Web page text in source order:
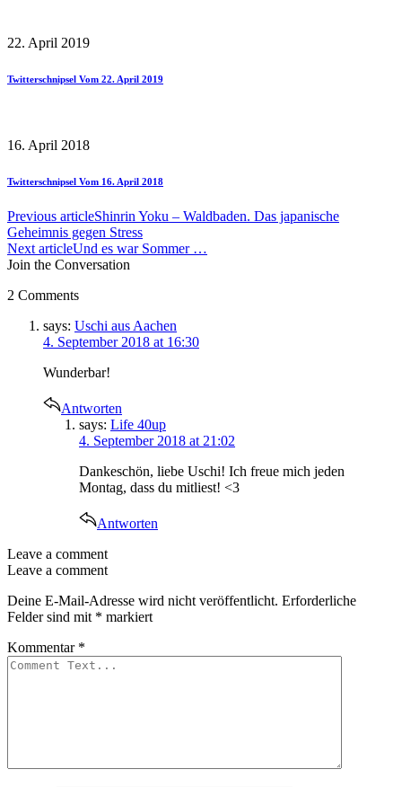
22. April 2019
Twitterschnipsel Vom 22. April 2019
16. April 2018
Twitterschnipsel Vom 16. April 2018
Previous articleShinrin Yoku – Waldbaden. Das japanische
Geheimnis gegen Stress
Next articleUnd es war Sommer …
Join the Conversation
2 Comments
says: Uschi aus Aachen
4. September 2018 at 16:30
Wunderbar!
Antworten
says: Life 40up
4. September 2018 at 21:02
Dankeschön, liebe Uschi! Ich freue mich jeden
Montag, dass du mitliest! <3
Antworten
Leave a comment
Leave a comment
Deine E-Mail-Adresse wird nicht veröffentlicht. Erforderliche
Felder sind mit * markiert
Kommentar *